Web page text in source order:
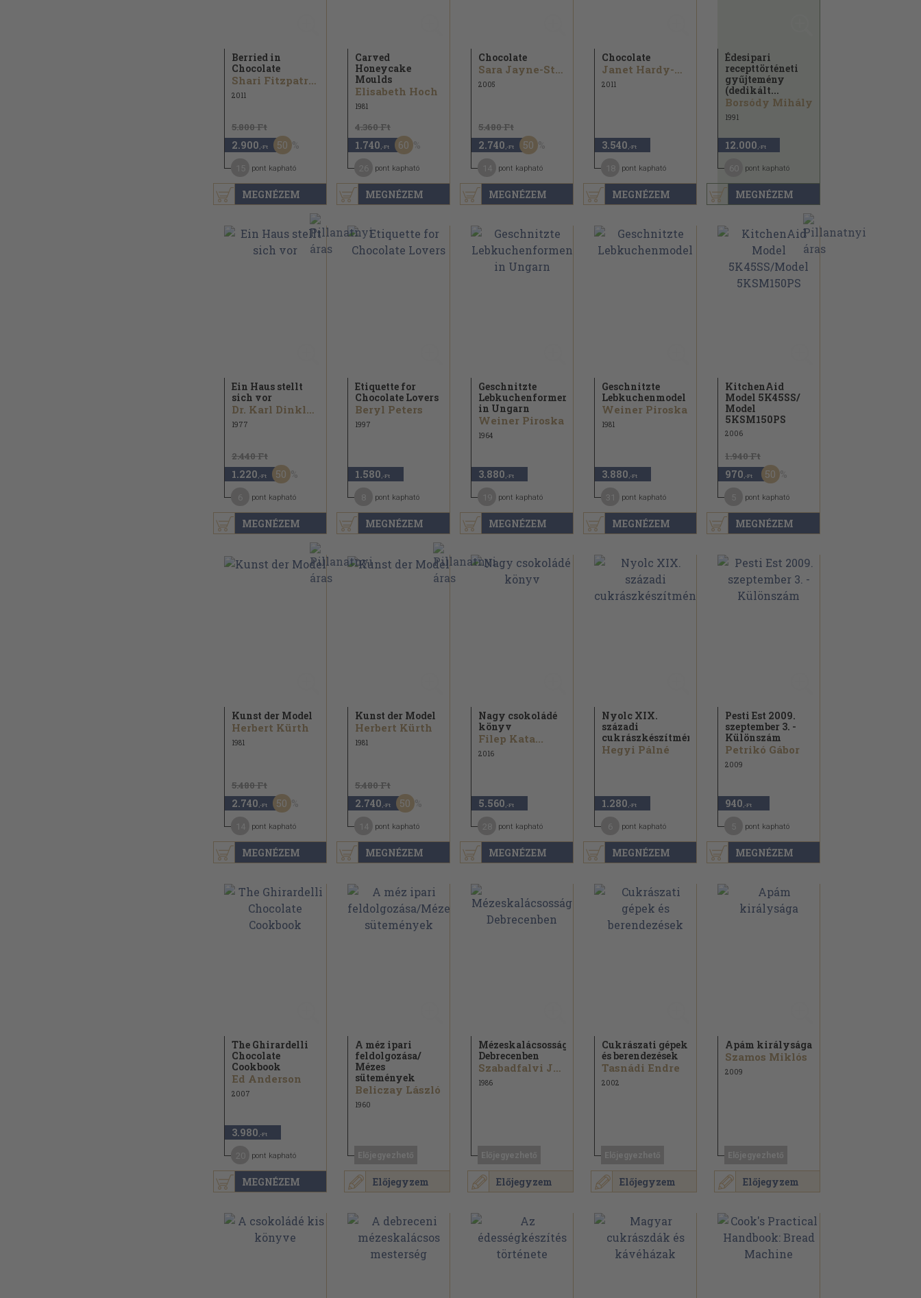
MEGNÉZEM
Berried in
Chocolate
Shari Fitzpatrick
2011
5.800 Ft
2.900 ,-Ft 50
pont kapható
MEGNÉZEM
Carved
Honeycake
Moulds
Elisabeth Hoch
1981
4.360 Ft
1.740 ,-Ft 60
pont kapható
MEGNÉZEM
Chocolate
Sara Jayne-Stanes
2005
5.480 Ft
2.740 ,-Ft 50
pont kapható
MEGNÉZEM
Chocolate
Janet Hardy-Gould
2011
3.540 ,-Ft
pont kapható
MEGNÉZEM
Édesipari
recepttörténeti
gyűjtemény
(dedikált...
Borsódy Mihály
1991
12.000 ,-Ft
pont kapható
MEGNÉZEM
Ein Haus stellt
sich vor
Dr. Karl Dinklage
1977
2.440 Ft
1.220 ,-Ft 50
pont kapható
MEGNÉZEM
Etiquette for
Chocolate Lovers
Beryl Peters
1997
1.580 ,-Ft
pont kapható
MEGNÉZEM
Geschnitzte
Lebkuchenformen
in Ungarn
Weiner Piroska
1964
3.880 ,-Ft
pont kapható
MEGNÉZEM
Geschnitzte
Lebkuchenmodel
Weiner Piroska
1981
3.880 ,-Ft
pont kapható
MEGNÉZEM
KitchenAid
Model 5K45SS/
Model
5KSM150PS
2006
1.940 Ft
970 ,-Ft 50
pont kapható
MEGNÉZEM
Kunst der Model
Herbert Kürth
1981
5.480 Ft
2.740 ,-Ft 50
pont kapható
MEGNÉZEM
Kunst der Model
Herbert Kürth
1981
5.480 Ft
2.740 ,-Ft 50
pont kapható
MEGNÉZEM
Nagy csokoládé
könyv
Filep Kata...
2016
5.560 ,-Ft
pont kapható
MEGNÉZEM
Nyolc XIX.
századi
cukrászkészítmény
Hegyi Pálné
1.280 ,-Ft
pont kapható
MEGNÉZEM
Pesti Est 2009.
szeptember 3. -
Különszám
Petrikó Gábor
2009
940 ,-Ft
pont kapható
MEGNÉZEM
The Ghirardelli
Chocolate
Cookbook
Ed Anderson
2007
3.980 ,-Ft
pont kapható
Előjegyzem
A méz ipari
feldolgozása/
Mézes
sütemények
Beliczay László
1960
Előjegyzem
Mézeskalácsosság
Debrecenben
Szabadfalvi József
1986
Előjegyzem
Cukrászati gépek
és berendezések
Tasnádi Endre
2002
Előjegyzem
Apám királysága
Szamos Miklós
2009